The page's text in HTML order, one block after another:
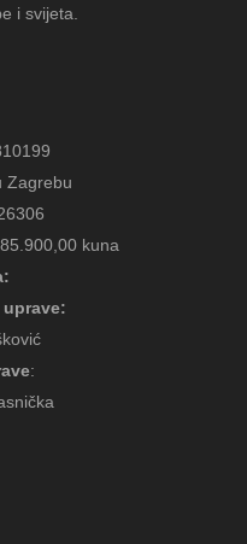
i svijeta.
Zagrebu
kuna
: